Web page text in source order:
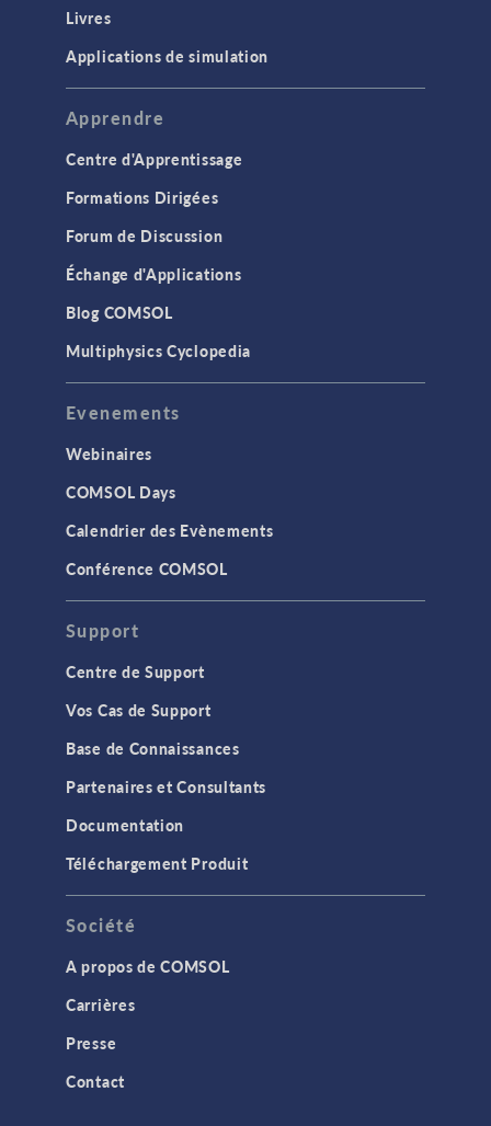
Livres
Applications de simulation
Apprendre
Centre d'Apprentissage
Formations Dirigées
Forum de Discussion
Échange d'Applications
Blog COMSOL
Multiphysics Cyclopedia
Evenements
Webinaires
COMSOL Days
Calendrier des Evènements
Conférence COMSOL
Support
Centre de Support
Vos Cas de Support
Base de Connaissances
Partenaires et Consultants
Documentation
Téléchargement Produit
Société
A propos de COMSOL
Carrières
Presse
Contact